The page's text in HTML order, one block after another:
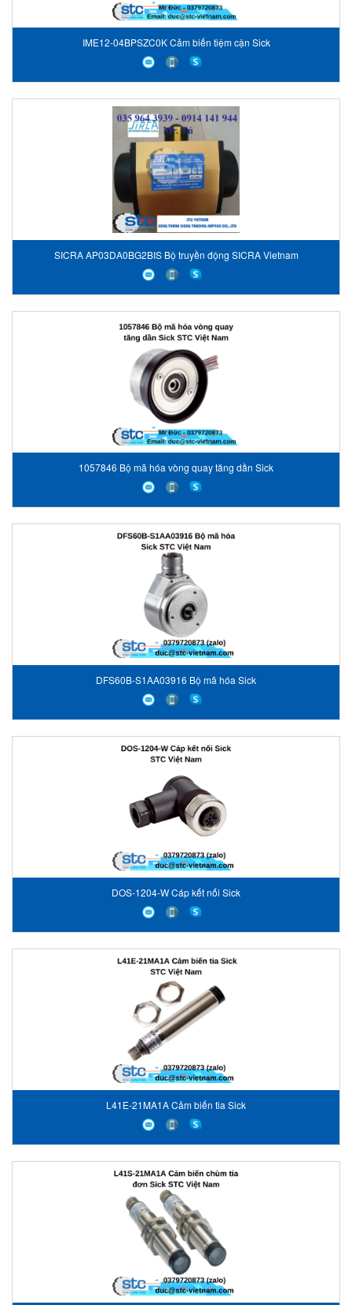
IME12-04BPSZC0K Cảm biến tiệm cận Sick
SICRA AP03DA0BG2BIS Bộ truyền động SICRA Vietnam
1057846 Bộ mã hóa vòng quay tăng dần Sick
DFS60B-S1AA03916 Bộ mã hóa Sick
DOS-1204-W Cáp kết nối Sick
L41E-21MA1A Cảm biến tia Sick